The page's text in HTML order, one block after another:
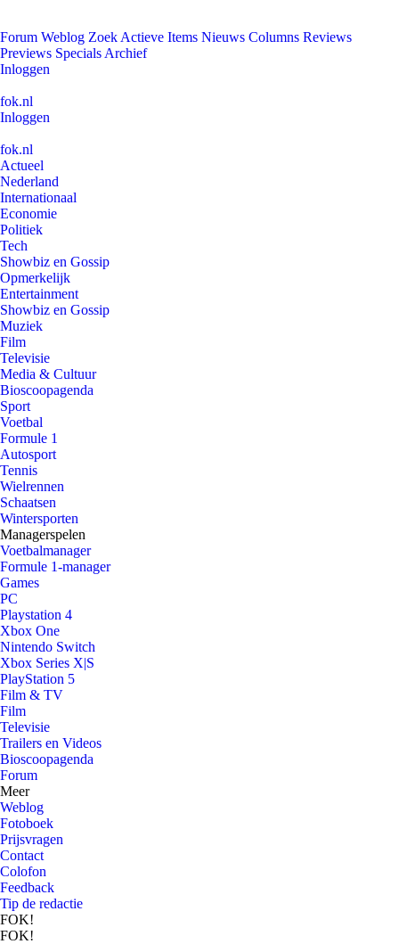
Forum Weblog Zoek Actieve Items Nieuws Columns Reviews
Previews Specials Archief
Inloggen
fok.nl
Inloggen
fok.nl
Actueel
Nederland
Internationaal
Economie
Politiek
Tech
Showbiz en Gossip
Opmerkelijk
Entertainment
Showbiz en Gossip
Muziek
Film
Televisie
Media & Cultuur
Bioscoopagenda
Sport
Voetbal
Formule 1
Autosport
Tennis
Wielrennen
Schaatsen
Wintersporten
Managerspelen
Voetbalmanager
Formule 1-manager
Games
PC
Playstation 4
Xbox One
Nintendo Switch
Xbox Series X|S
PlayStation 5
Film & TV
Film
Televisie
Trailers en Videos
Bioscoopagenda
Forum
Meer
Weblog
Fotoboek
Prijsvragen
Contact
Colofon
Feedback
Tip de redactie
FOK!
FOK!